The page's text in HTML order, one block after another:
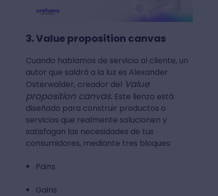
3. Value proposition canvas
Cuando hablamos de servicio al cliente, un
autor que saldrá a la luz es Alexander
Osterwalder, creador del Value
proposition canvas. Este lienzo está
diseñado para construir productos o
servicios que realmente solucionen y
satisfagan las necesidades de tus
consumidores, mediante tres bloques:
Pains
Gains